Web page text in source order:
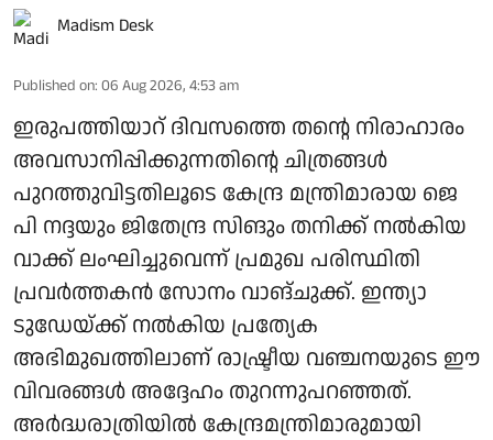
Madism Desk
Published on: 06 Aug 2026, 4:53 am
ഇരുപത്തിയാറ് ദിവസത്തെ തന്റെ നിരാഹാരം
അവസാനിപ്പിക്കുന്നതിന്റെ ചിത്രങ്ങൾ
പുറത്തുവിട്ടതിലൂടെ കേന്ദ്ര മന്ത്രിമാരായ ജെ
പി നദ്ദയും ജിതേന്ദ്ര സിങും തനിക്ക് നൽകിയ
വാക്ക് ലംഘിച്ചുവെന്ന് പ്രമുഖ പരിസ്ഥിതി
പ്രവർത്തകൻ സോനം വാങ്ചുക്ക്. ഇന്ത്യാ
ടുഡേയ്ക്ക് നൽകിയ പ്രത്യേക
അഭിമുഖത്തിലാണ് രാഷ്ട്രീയ വഞ്ചനയുടെ ഈ
വിവരങ്ങൾ അദ്ദേഹം തുറന്നുപറഞ്ഞത്.
അർദ്ധരാത്രിയിൽ കേന്ദ്രമന്ത്രിമാരുമായി